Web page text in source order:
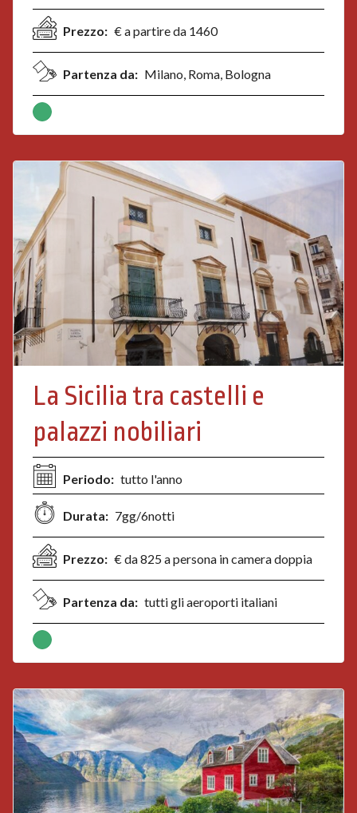
Prezzo: € a partire da 1460
Partenza da: Milano, Roma, Bologna
La Sicilia tra castelli e
palazzi nobiliari
Periodo: tutto l'anno
Durata: 7gg/6notti
Prezzo: € da 825 a persona in camera doppia
Partenza da: tutti gli aeroporti italiani